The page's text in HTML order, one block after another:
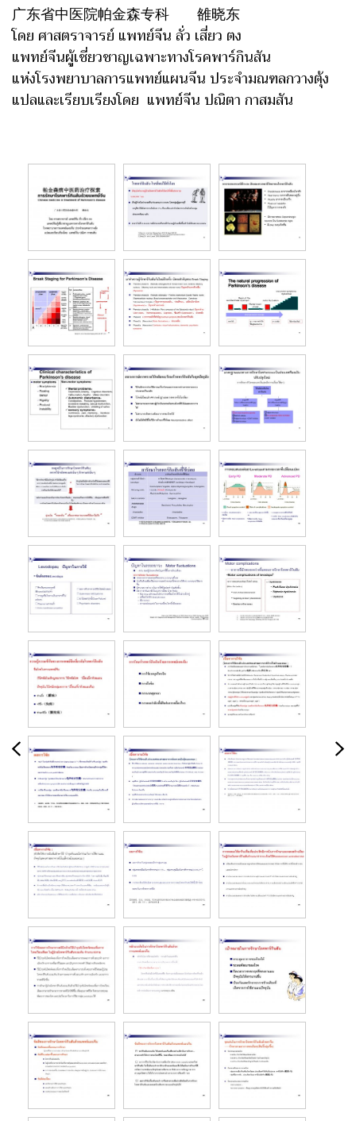
广东省中医院帕金森专科 雒晓东
โดย ศาสตราจารย์ แพทย์จีน ลั่ว เสี่ยว ตง
แพทย์จีนผู้เชี่ยวชาญเฉพาะทางโรคพาร์กินสัน
แห่งโรงพยาบาลการแพทย์แผนจีน ประจำมณฑลกวางตุ้ง
แปลและเรียบเรียงโดย แพทย์จีน ปณิตา กาสมสัน